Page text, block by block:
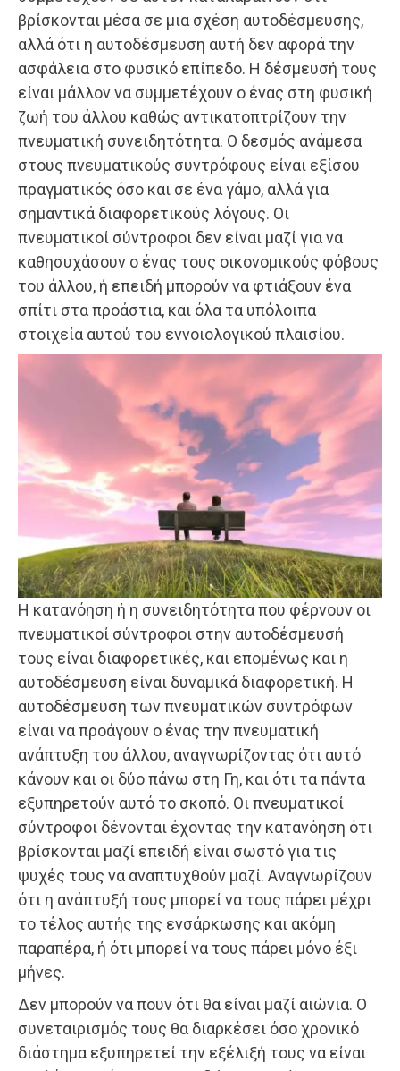
βρίσκονται μέσα σε μια σχέση αυτοδέσμευσης,
αλλά ότι η αυτοδέσμευση αυτή δεν αφορά την
ασφάλεια στο φυσικό επίπεδο. Η δέσμευσή τους
είναι μάλλον να συμμετέχουν ο ένας στη φυσική
ζωή του άλλου καθώς αντικατοπτρίζουν την
πνευματική συνειδητότητα. Ο δεσμός ανάμεσα
στους πνευματικούς συντρόφους είναι εξίσου
πραγματικός όσο και σε ένα γάμο, αλλά για
σημαντικά διαφορετικούς λόγους. Οι
πνευματικοί σύντροφοι δεν είναι μαζί για να
καθησυχάσουν ο ένας τους οικονομικούς φόβους
του άλλου, ή επειδή μπορούν να φτιάξουν ένα
σπίτι στα προάστια, και όλα τα υπόλοιπα
στοιχεία αυτού του εννοιολογικού πλαισίου.
Η κατανόηση ή η συνειδητότητα που φέρνουν οι
πνευματικοί σύντροφοι στην αυτοδέσμευσή
τους είναι διαφορετικές, και επομένως και η
αυτοδέσμευση είναι δυναμικά διαφορετική. Η
αυτοδέσμευση των πνευματικών συντρόφων
είναι να προάγουν ο ένας την πνευματική
ανάπτυξη του άλλου, αναγνωρίζοντας ότι αυτό
κάνουν και οι δύο πάνω στη Γη, και ότι τα πάντα
εξυπηρετούν αυτό το σκοπό. Οι πνευματικοί
σύντροφοι δένονται έχοντας την κατανόηση ότι
βρίσκονται μαζί επειδή είναι σωστό για τις
ψυχές τους να αναπτυχθούν μαζί. Αναγνωρίζουν
ότι η ανάπτυξή τους μπορεί να τους πάρει μέχρι
το τέλος αυτής της ενσάρκωσης και ακόμη
παραπέρα, ή ότι μπορεί να τους πάρει μόνο έξι
μήνες.
Δεν μπορούν να πουν ότι θα είναι μαζί αιώνια. Ο
συνεταιρισμός τους θα διαρκέσει όσο χρονικό
διάστημα εξυπηρετεί την εξέλιξή τους να είναι